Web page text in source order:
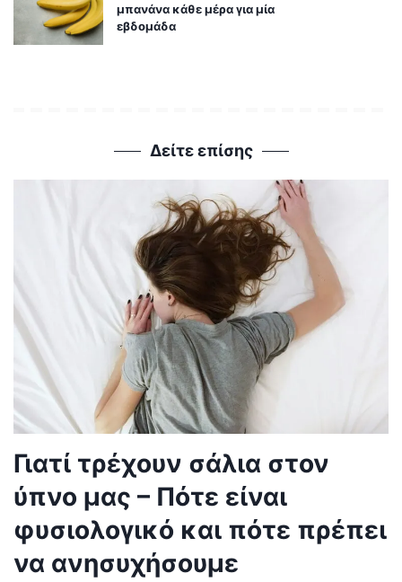
μπανάνα κάθε μέρα για μία
εβδομάδα
Δείτε επίσης
Γιατί τρέχουν σάλια στον
ύπνο μας – Πότε είναι
φυσιολογικό και πότε πρέπει
να ανησυχήσουμε